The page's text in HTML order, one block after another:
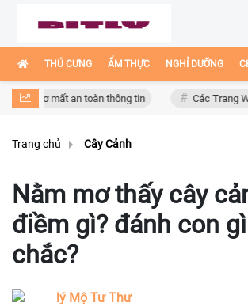
THÚ CƯNG ẨM THỰC NGHỈ DƯỠNG
cơ mất an toàn thông tin Các Trang Web
Trang chủ Cây Cảnh
Nằm mơ thấy cây
điềm gì? đánh con
chắc?
lý Mộ Tư Thư